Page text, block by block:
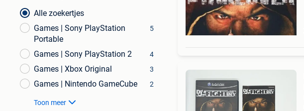
Alle zoekertjes
Games | Sony PlayStation
Portable
5
Games | Sony PlayStation 2 4
Games | Xbox Original 3
Games | Nintendo GameCube 2
Toon meer